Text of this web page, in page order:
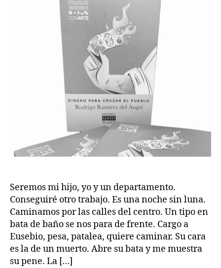
Seremos mi hijo, yo y un departamento.
Conseguiré otro trabajo. Es una noche sin luna.
Caminamos por las calles del centro. Un tipo en
bata de baño se nos para de frente. Cargo a
Eusebio, pesa, patalea, quiere caminar. Su cara
es la de un muerto. Abre su bata y me muestra
su pene. La […]